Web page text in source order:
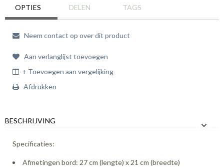
OPTIES DELEN TAGS
Neem contact op over dit product
Aan verlanglijst toevoegen
+ Toevoegen aan vergelijking
Afdrukken
BESCHRIJVING
Specificaties:
Afmetingen bord: 27 cm (lengte) x 21 cm (breedte)